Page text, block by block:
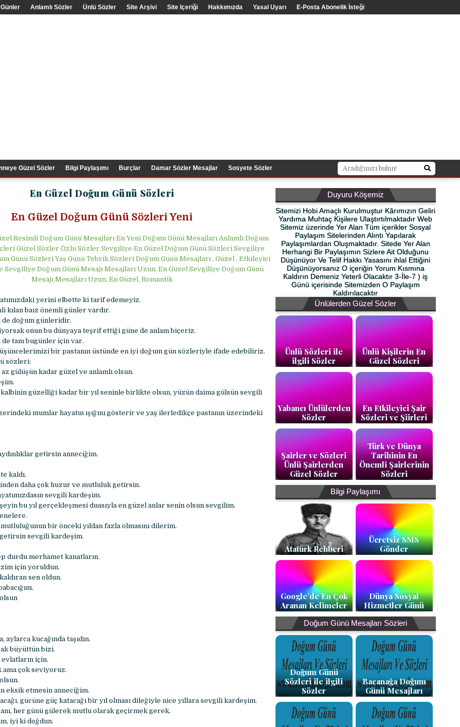
Anlamlı Sözler Ünlü Sözler Site Arşivi Site Içeriği Hakkımızda Yasal Uyarı E-Posta Abonelik İsteği
Güzel Sözler Bilgi Paylaşımı Burçlar Damar Sözler Mesajlar Sosyete Sözler
En Güzel Doğum Günü Sözleri
En Güzel Doğum Günü Sözleri Yeni
Resimli Doğum Günü Mesajları En Yeni Doğum Günü Mesajları Anlamlı Doğum
Güzel Sözler Özlü Sözler Sevgiliye En Güzel Doğum Günü Sözleri Sevgiliye
Günü Sözleri Yaş Günü Tebrik Sözleri Doğum Günü Mesajları , Güzel , Etkileyici
Sevgiliye Doğum Günü Mesajı Mesajları Uzun, En Güzel Sevgiliye Doğum Günü
Mesajı Mesajları Uzun, En Güzel, Romantik
yerini elbette ki tarif edemeyiz.
kılan baız önemli günler vardır.
doğum günleridir.
onun bu dünyaya teşrif ettiği güne de anlam biçeriz.
tam bugünler için var.
bir pastanın üstünde en iyi doğum gün sözleriyle ifade edebiliriz.
sözleri:
az gülüşün kadar güzel ve anlamlı olsun.
güzelliği kadar bir yıl seninle birlikte olsun, yüzün daima gülsün sevgili
mumlar hayatın ışığını gösterir ve yaş ilerledikçe pastanın üzerindeki
getirsin anneciğim.
kaldı.
daha çok huzur ve mutluluk getirsin.
sevgili kardeşim.
bu yıl gerçekleşmesi duasıyla en güzel anlar senin olsun sevgilim.
bir önceki yıldan fazla olmasını dilerim.
getirsin sevgili kardeşim.
durdu merhamet kanatların.
için yoruldun.
sen oldun.
aylarca kucağında taşıdın.
büyüttün bizi.
evlatların için.
ama çok seviyoruz.
eksik etmesin anneciğim.
gücüne güç katacağı bir yıl olması dileğiyle nice yıllara sevgili kardeşim.
anı, her günü gülerek mutlu olarak geçirmek gerek.
iyi ki doğdun.
Duyuru Köşemiz
Sitemizi Hobi Amaçlı Kurulmuştur Kârımızın Geliri
Yardıma Muhtaç Kişilere Ulaştırtılmaktadır Web
Sitemiz üzerinde Yer Alan Tüm içerikler Sosyal
Paylaşım Sitelerinden Alıntı Yapılarak
Paylaşımlardan Oluşmaktadır. Sitede Yer Alan
Herhangi Bir Paylaşımın Sizlere Ait Olduğunu
Düşünüyor Ve Telif Hakkı Yasasını ihlal Ettiğini
Düşünüyorsanız O içeriğin Yorum Kısmına
Kaldırın Demeniz Yeterli Olacaktır 3-İle-7 ) iş
Günü içerisinde Sitemizden O Paylaşım
Kaldırılacaktır
Ünlülerden Güzel Sözler
Ünlü Sözleri ile
ilgili Sözler
Ünlü Kişilerin En
Güzel Sözleri
Yabancı Ünlülerden
Sözler
En Etkileyici Şair
Sözleri ve Şiirleri
Şairler ve Sözleri
Ünlü Şairlerden
Güzel Sözler
Türk ve Dünya
Tarihinin En
Önemli Şairlerinin
Sözleri
Bilgi Paylaşımı
Atatürk Rehberi
Ücretsiz SMS
Gönder
Google’de En Çok
Aranan Kelimeler
Dünya Sosyal
Hizmetler Günü
Doğum Günü Mesajları Sözleri
Doğum Günü
Sözleri ile ilgili
Sözler
Bacanağa Doğum
Günü Mesajları